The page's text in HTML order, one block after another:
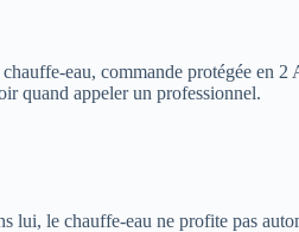
eau, commande protégée en
quand appeler un professionnel.
lui, le chauffe-eau ne profite pas